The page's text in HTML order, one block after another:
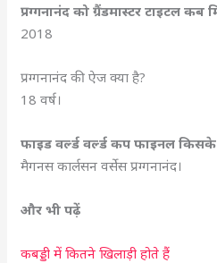
प्रग्गनानंद को ग्रैंडमास्टर टाइटल कब
2018
प्रग्गनानंद की ऐज क्या है?
18 वर्ष।
फाइड वर्ल्ड वर्ल्ड कप फाइनल
मैगनस कार्लसन वर्सेस प्रग्गनानंद।
और भी पढ़ें
कबड्डी में कितने खिलाड़ी होते हैं